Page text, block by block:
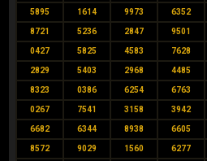
5895 1614 9973 6352
8721 5236 2847 9501
0427 5825 4583 7628
2829 5403 2968 4485
8323 0386 6254 6763
0267 7541 3158 3942
6682 6344 8938 6605
8572 9029 1560 6277